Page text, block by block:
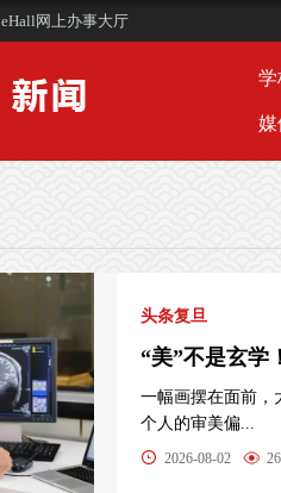
eHall网上办事大厅
学
媒
头条复旦
“美”不是玄学
一幅画摆在面前，
个人的审美偏...
2026-08-02